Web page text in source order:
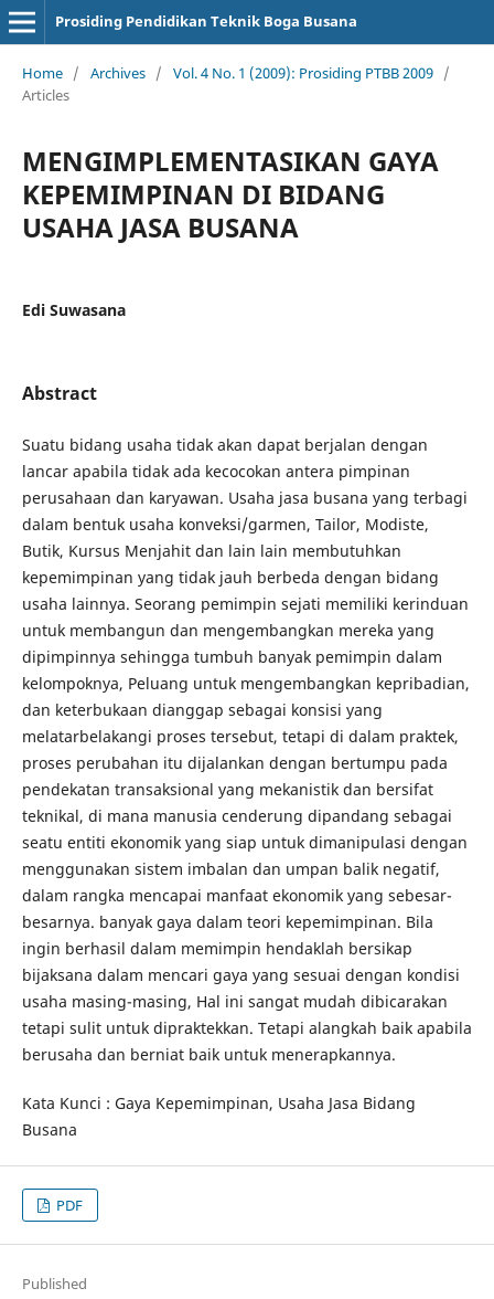
Prosiding Pendidikan Teknik Boga Busana
Home / Archives / Vol. 4 No. 1 (2009): Prosiding PTBB 2009 /
Articles
MENGIMPLEMENTASIKAN GAYA
KEPEMIMPINAN DI BIDANG
USAHA JASA BUSANA
Edi Suwasana
Abstract
Suatu bidang usaha tidak akan dapat berjalan dengan
lancar apabila tidak ada kecocokan antera pimpinan
perusahaan dan karyawan. Usaha jasa busana yang terbagi
dalam bentuk usaha konveksi/garmen, Tailor, Modiste,
Butik, Kursus Menjahit dan lain lain membutuhkan
kepemimpinan yang tidak jauh berbeda dengan bidang
usaha lainnya. Seorang pemimpin sejati memiliki kerinduan
untuk membangun dan mengembangkan mereka yang
dipimpinnya sehingga tumbuh banyak pemimpin dalam
kelompoknya, Peluang untuk mengembangkan kepribadian,
dan keterbukaan dianggap sebagai konsisi yang
melatarbelakangi proses tersebut, tetapi di dalam praktek,
proses perubahan itu dijalankan dengan bertumpu pada
pendekatan transaksional yang mekanistik dan bersifat
teknikal, di mana manusia cenderung dipandang sebagai
seatu entiti ekonomik yang siap untuk dimanipulasi dengan
menggunakan sistem imbalan dan umpan balik negatif,
dalam rangka mencapai manfaat ekonomik yang sebesar-
besarnya. banyak gaya dalam teori kepemimpinan. Bila
ingin berhasil dalam memimpin hendaklah bersikap
bijaksana dalam mencari gaya yang sesuai dengan kondisi
usaha masing-masing, Hal ini sangat mudah dibicarakan
tetapi sulit untuk dipraktekkan. Tetapi alangkah baik apabila
berusaha dan berniat baik untuk menerapkannya.
Kata Kunci : Gaya Kepemimpinan, Usaha Jasa Bidang
Busana
PDF
Published